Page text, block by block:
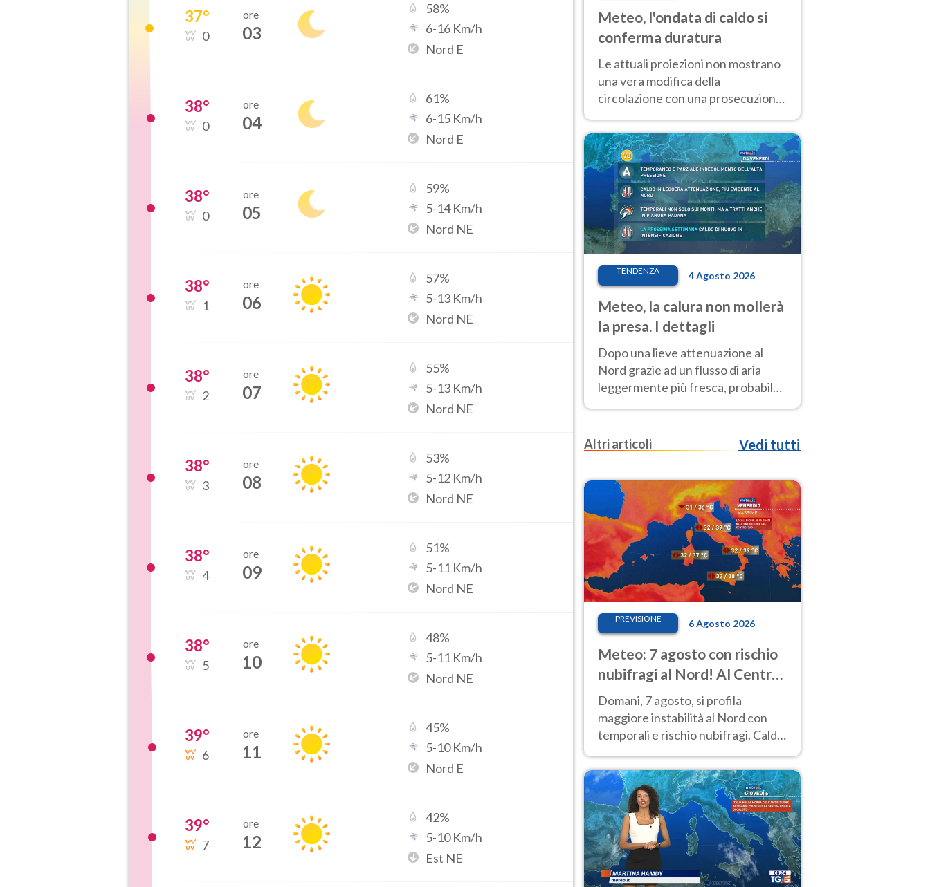
37°
0
ore
03
58%
6-16 Km/h
Nord E
38°
0
ore
04
61%
6-15 Km/h
Nord E
38°
0
ore
05
59%
5-14Km/h
Nord NE
38°
1
ore
06
57%
5-13 Km/h
Nord NE
38°
2
ore
07
55%
5-13 Km/h
Nord NE
38°
3
ore
08
53%
5-12 Km/h
Nord NE
38°
4
ore
09
51%
5-11 Km/h
Nord NE
38°
5
ore
10
48%
5-11 Km/h
Nord NE
39°
6
ore
11
45%
5-10Km/h
Nord E
39°
7
ore
12
42%
5-10Km/h
Est NE
Meteo, l'ondata di caldo si
conferma duratura
Le attuali proiezioni non mostrano
una vera modifica della
circolazione con una prosecuzione
giorni, compresa la settimana di
Ferragosto
TENDENZA 4 Agosto 2026
Meteo, la calura non mollerà
la presa. I dettagli
Dopo una lieve attenuazione al
Nord grazie ad un flusso di aria
leggermente più fresca, probabile
nuovo rinforzo dell’anticiclone
Altri articoli
Vedi tutti
PREVISIONE 6 Agosto 2026
Meteo: 7 agosto con rischio
nubifragi al Nord! Al Centro-
Sud caldo estremo
Domani, 7 agosto, si profila
maggiore instabilità al Nord con
temporali e rischio nubifragi. Caldo
previsioni.